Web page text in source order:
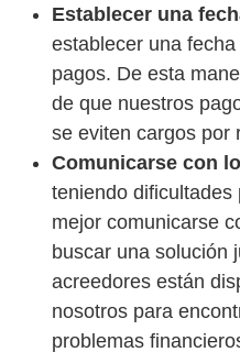
Establecer una
establecer una
pagos. De esta
de que nuestros
se eviten cargos por
Comunicarse con
teniendo
mejor comunicarse
buscar una solución
acreedores están
nosotros para
problemas